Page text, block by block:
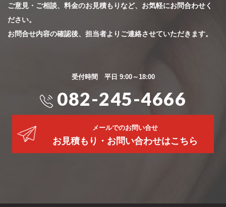
ご意見・ご相談、料金のお見積もりなど、お気軽にお問合わせく
ださい。
お問合せ内容の確認後、担当者よりご連絡させていただきます。
受付時間 平日 9:00～18:00
082-245-4666
メールでのお問い合せ
お見積もり・お問い合わせはこちら